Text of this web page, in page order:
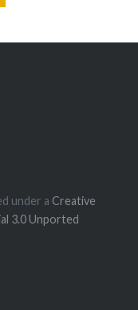
under a Creative
3.0 Unported